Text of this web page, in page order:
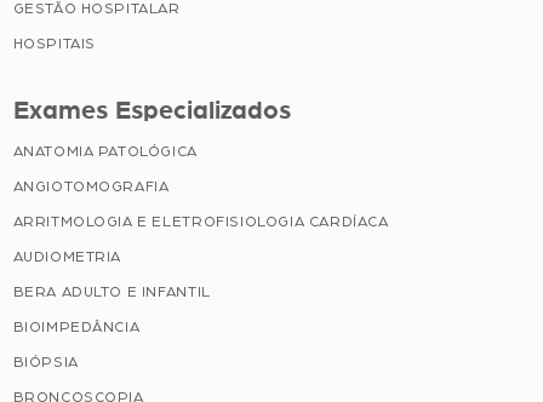
GESTÃO HOSPITALAR
HOSPITAIS
Exames Especializados
ANATOMIA PATOLÓGICA
ANGIOTOMOGRAFIA
ARRITMOLOGIA E ELETROFISIOLOGIA CARDÍACA
AUDIOMETRIA
BERA ADULTO E INFANTIL
BIOIMPEDÂNCIA
BIÓPSIA
BRONCOSCOPIA